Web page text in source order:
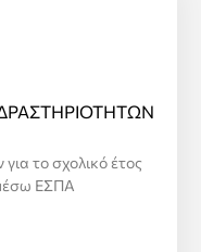
το σχολικό έτος
ΕΣΠΑ